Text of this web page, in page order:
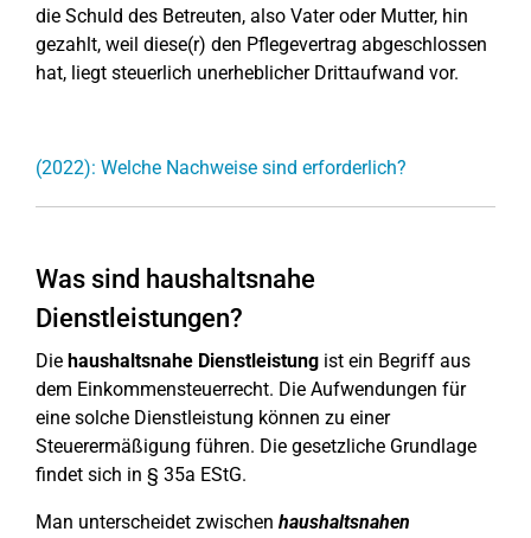
die Schuld des Betreuten, also Vater oder Mutter, hin
gezahlt, weil diese(r) den Pflegevertrag abgeschlossen
hat, liegt steuerlich unerheblicher Drittaufwand vor.
(2022): Welche Nachweise sind erforderlich?
Was sind haushaltsnahe
Dienstleistungen?
Die haushaltsnahe Dienstleistung ist ein Begriff aus
dem Einkommensteuerrecht. Die Aufwendungen für
eine solche Dienstleistung können zu einer
Steuerermäßigung führen. Die gesetzliche Grundlage
findet sich in § 35a EStG.
Man unterscheidet zwischen haushaltsnahen